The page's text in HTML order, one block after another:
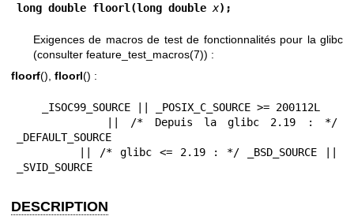
long double floorl(long double x);
Exigences de macros de test de fonctionnalités pour la glibc
(consulter feature_test_macros(7)) :
floorf(), floorl() :
_DEFAULT_SOURCE
_SVID_SOURCE
DESCRIPTION